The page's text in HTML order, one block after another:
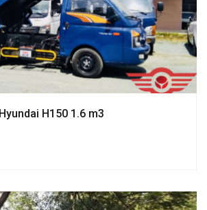
H150 1.6 m3